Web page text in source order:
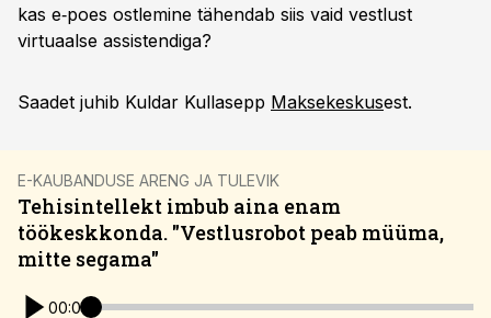
kas e‑poes ostlemine tähendab siis vaid vestlust
virtuaalse assistendiga?
Saadet juhib Kuldar Kullasepp Maksekeskusest.
E-KAUBANDUSE ARENG JA TULEVIK
Tehisintellekt imbub aina enam
töökeskkonda. "Vestlusrobot peab müüma,
mitte segama"
00:00